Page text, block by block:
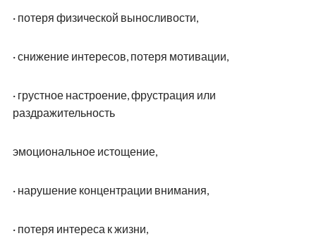
· потеря физической выносливости,
·снижение интересов, потеря мотивации,
· грустное настроение, фрустрация или
раздражительность
эмоциональное истощение,
· нарушение концентрации внимания,
· потеря интереса к жизни,